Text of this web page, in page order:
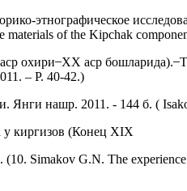
этнографическое
of the Kipchak
охири ̶ ХХ аср бошларида).
– Р. 40-42.)
Янги нашр. 2011. - 144 б. (
у киргизов (Конец XIX
Simakov G.N. The